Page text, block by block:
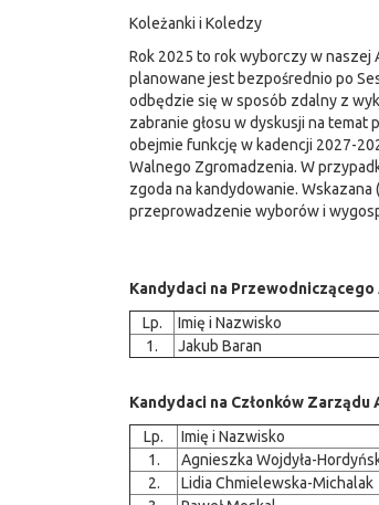
Koleżanki i Koledzy
Rok 2025 to rok wyborczy w naszej
planowane jest bezpośrednio po
odbędzie się w sposób zdalny z
zabranie głosu w dyskusji na temat
obejmie funkcję w kadencji 2027-
Walnego Zgromadzenia. W
zgoda na kandydowanie.
przeprowadzenie wyborów i
Kandydaci na
Lp.
Imię i Nazwisko
1.
Jakub Baran
Kandydaci na Członków Zarządu
Lp.
Imię i Nazwisko
1.
Agnieszka Wojdyła-
2.
Lidia Chmielewska-Michalak